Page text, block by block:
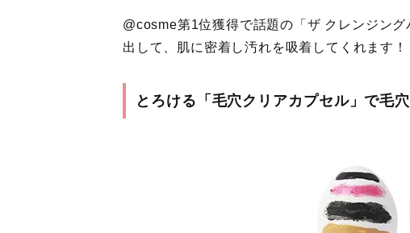
@cosme第1位獲得で話題の「ザ クレンジン
出して、肌に密着し汚れを吸着してくれます！
とろける「毛穴クリアカプセル」で毛